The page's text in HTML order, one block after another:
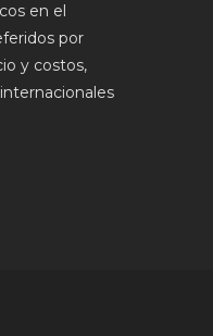
en el
por
y costos,